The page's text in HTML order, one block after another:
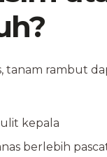
tanam rambut
kepala
berlebih